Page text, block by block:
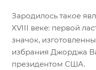
Зародилось такое
XVIII веке: первой
значок,
избрания Джорджа
президентом США.